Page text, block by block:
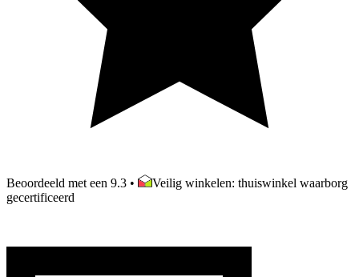
Beoordeeld met een 9.3 •
Veilig winkelen: thuiswinkel waarborg
gecertificeerd